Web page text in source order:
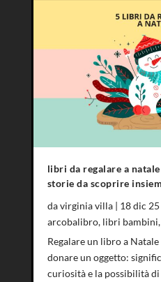
libri da regalare a
storie da scoprire
davirginia villa| 18 dic 25
arcobalibro, libri bambini,
Regalare un libro a
donare un oggetto:
curiosità e la possibilità